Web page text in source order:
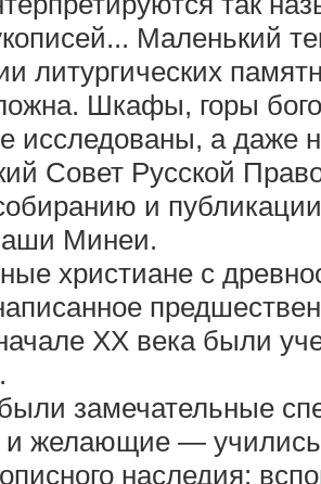
Маленький
литургических
Шкафы, горы
исследованы, а даже
Совет Русской
и
Минеи.
христиане с
XX века были
замечательные
и желающие —
наследия: